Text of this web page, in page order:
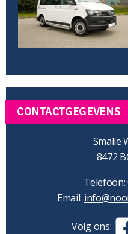
CONTACTGEGEVENS
Smalle
8472
Telefoon:
Email:
Volg ons: